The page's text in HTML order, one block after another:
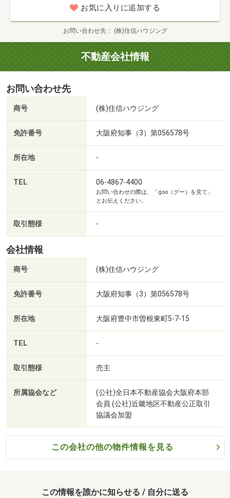
■【ホームセンター】ホームセンターコーナン豊中夕日丘
店（約998m・徒歩13分）
■【高校・高専】大阪府立桜塚高校（約336m・徒歩5分）
■【中学校】豊中市立第三中学校（約1063m・徒歩14分）
■【幼稚園・保育園】豊中幼稚園（約261m・徒歩4分）
■【幼稚園・保育園】中桜塚ひだまり保育園（約299m・徒
■【病院】医療法人真正会真正会病院（約588m・徒歩8
分）
■【郵便局】豊中桜塚郵便局（約424m・徒歩6分）
■【役所】豊中市役所（約305m・徒歩4分）
■【図書館】豊中市立岡町図書館（約826m・徒歩11分）
■【銀行】大阪厚生信用金庫豊中支店（約359m・徒歩5
■【警察署・交番】大阪府豊中警察署（約568m・徒歩8
■【公園】大門公園（約637m・徒歩8分）
お気に入りに追加する
お問い合わせ先 (株)住信ハウジング
不動産会社情報
お問い合わせ先
商号 (株)住信ハウジング
免許番号 大阪府知事（3）第056578号
所在地 -
TEL 06-4867-4400
お問い合わせの際は、「goo（グー）を見て」
とお伝えください。
取引態様 -
会社情報
商号 (株)住信ハウジング
免許番号 大阪府知事（3）第056578号
所在地 大阪府豊中市曽根東町5-7-15
TEL -
取引態様 売主
所属協会など
(公社)全日本不動産協会大阪府本部
会員 (公社)近畿地区不動産公正取引
協議会加盟
この会社の他の物件情報を見る
この情報を誰かに知らせる / 自分に送る